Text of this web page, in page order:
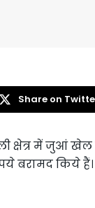
Share on
क्षेत्र में जुआं
बरामद किये